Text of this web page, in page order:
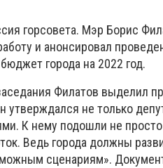
горсовета. Мэр Борис
и анонсировал
города на 2022 год.
Филатов выделил
утверждался не только
К нему подошли не
Ведь города должны
сценариям».